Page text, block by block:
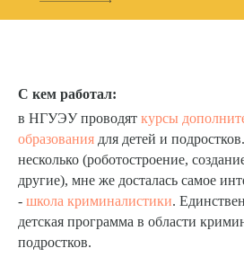
С кем работал:
в НГУЭУ проводят курсы
образования для детей и
несколько (роботостроение,
другие), мне же досталась самое
- школа криминалистики.
детская программа в области
подростков.